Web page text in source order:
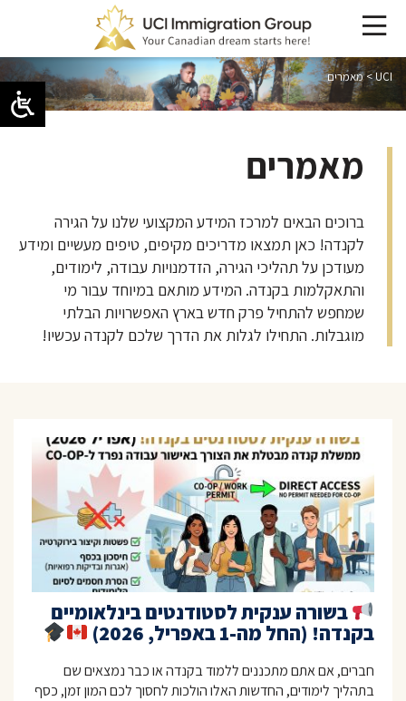
UCI
>מאמרים
מאמרים
ברוכים הבאים למרכז המידע המקצועי שלנו על הגירה
לקנדה! כאן תמצאו מדריכים מקיפים, טיפים מעשיים ומידע
מעודכן על תהליכי הגירה, הזדמנויות עבודה, לימודים,
והתאקלמות בקנדה. המידע מותאם במיוחד עבור מי
שמחפש להתחיל פרק חדש בארץ האפשרויות הבלתי
מוגבלות. התחילו לגלות את הדרך שלכם לקנדה עכשיו!
בשורה ענקית לסטודנטים בינלאומיים
בקנדה! (החל מה-1 באפריל, 2026)
חברים, אם אתם מתכננים ללמוד בקנדה או כבר נמצאים שם
בתהליך לימודים, החדשות האלו הולכות לחסוך לכם המון זמן, כסף